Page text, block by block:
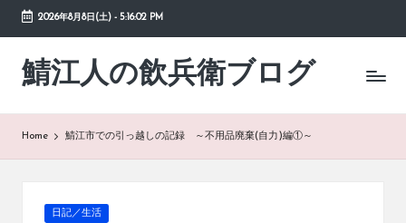
Skip
content
2026年8月8日(土)- 5:16:02 PM
鯖江人の飲兵衛ブログ
日々
の
Home 鯖江市での引っ越しの記録 ～不用品廃棄(自力)編①～
Posted
日記／生活